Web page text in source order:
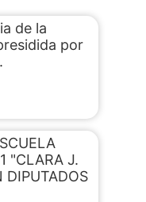
de la
por
"CLARA J.
DIPUTADOS